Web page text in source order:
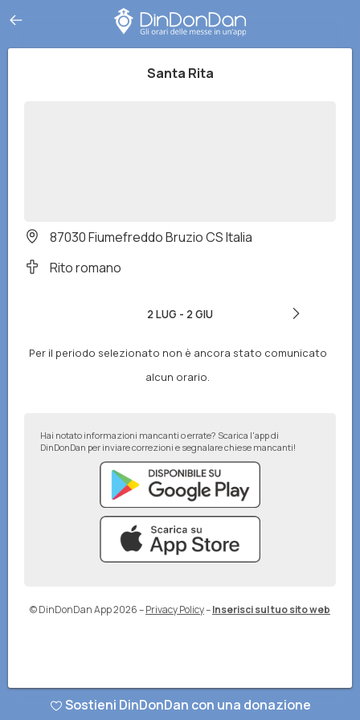
Santa Rita
87030 Fiumefreddo Bruzio CS Italia
Rito romano
2 LUG - 2 GIU
Per il periodo selezionato non è ancora stato comunicato
alcun orario.
Hai notato informazioni mancanti o errate? Scarica l'app di
DinDonDan per inviare correzioni e segnalare chiese mancanti!
© DinDonDan App 2026–Privacy Policy–Inserisci sul tuo sito web
Sostieni DinDonDan con una donazione